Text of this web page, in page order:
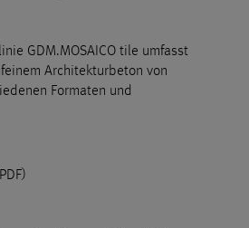
GDM.MOSAICO tile umfasst
Architekturbeton von
Formaten und